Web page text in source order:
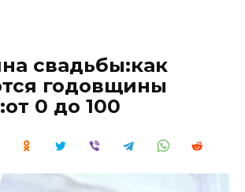
свадьбы:как
годовщины
0 до 100